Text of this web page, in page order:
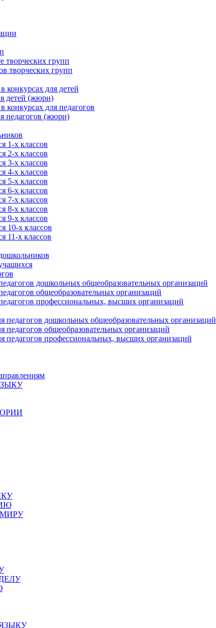
творческих групп
творческих групп
конкурсах для детей
детей (жюри)
конкурсах для педагогов
педагогов (жюри)
1-х классов
2-х классов
3-х классов
4-х классов
5-х классов
6-х классов
7-х классов
8-х классов
9-х классов
10-х классов
11-х классов
дошкольных общеобразовательных организаций
общеобразовательных организаций
профессиональных, высших организаций
педагогов дошкольных общеобразовательных организаций
педагогов общеобразовательных организаций
педагогов профессиональных, высших организаций